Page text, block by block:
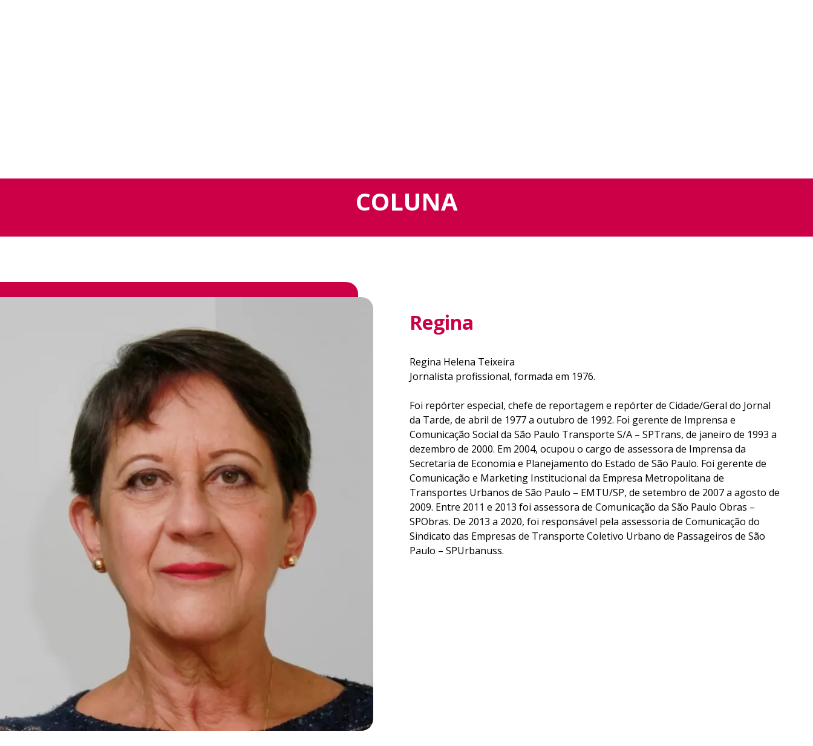
COLUNA
Regina
Regina Helena Teixeira
Jornalista profissional, formada em 1976.
Foi repórter especial, chefe de reportagem e repórter de Cidade/Geral do Jornal
da Tarde, de abril de 1977 a outubro de 1992. Foi gerente de Imprensa e
Comunicação Social da São Paulo Transporte S/A – SPTrans, de janeiro de 1993 a
dezembro de 2000. Em 2004, ocupou o cargo de assessora de Imprensa da
Secretaria de Economia e Planejamento do Estado de São Paulo. Foi gerente de
Comunicação e Marketing Institucional da Empresa Metropolitana de
Transportes Urbanos de São Paulo – EMTU/SP, de setembro de 2007 a agosto de
2009. Entre 2011 e 2013 foi assessora de Comunicação da São Paulo Obras –
SPObras. De 2013 a 2020, foi responsável pela assessoria de Comunicação do
Sindicato das Empresas de Transporte Coletivo Urbano de Passageiros de São
Paulo – SPUrbanuss.